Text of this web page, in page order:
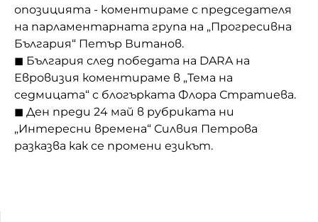
опозицията - коментираме с председателя
на парламентарната група на „Прогресивна
България“ Петър Витанов.
◼ България след победата на DARA на
Евровизия коментираме в „Тема на
седмицата“ с блогърката Флора Стратиева.
◼ Ден преди 24 май в рубриката ни
„Интересни времена“ Силвия Петрова
разказва как се промени езикът.